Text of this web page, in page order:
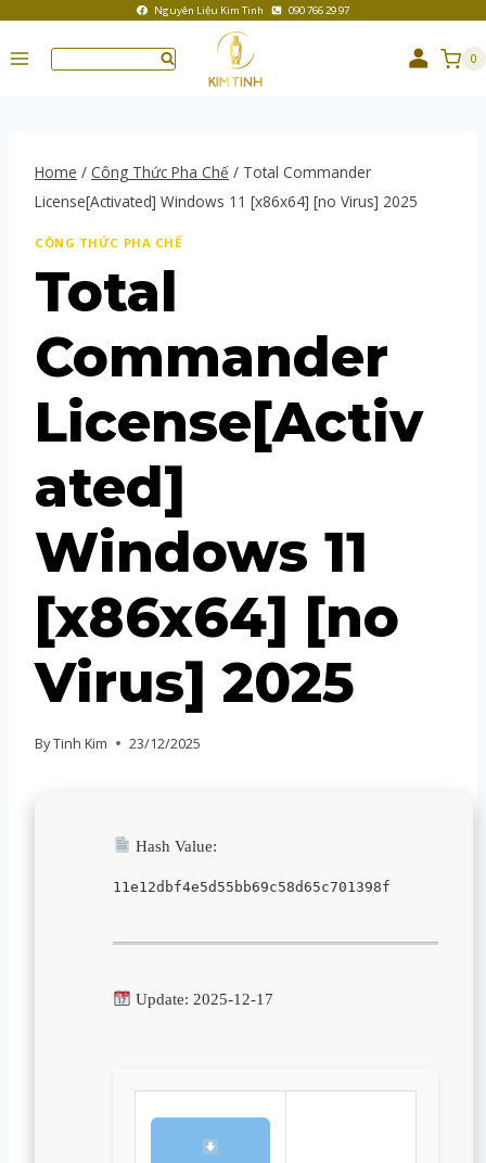
Nguyên Liệu Kim Tinh 090 766 29 97
0
Home / Công Thức Pha Chế / Total Commander
License[Activated] Windows 11 [x86x64] [no Virus] 2025
CÔNG THỨC PHA CHẾ
Total
Commander
License[Activ
ated]
Windows 11
[x86x64] [no
Virus] 2025
ByTinh Kim 23/12/2025
Hash Value:
11e12dbf4e5d55bb69c58d65c701398f
Update: 2025-12-17